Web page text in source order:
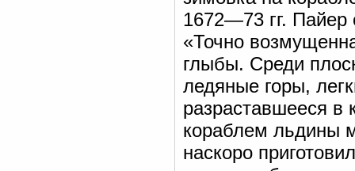
1672—73 гг. Пайер
«Точно
глыбы. Среди
ледяные горы,
разраставшееся в
кораблем льдины
наскоро